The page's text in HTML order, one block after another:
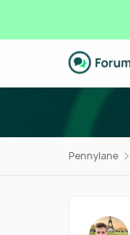
Passer
Pennylane